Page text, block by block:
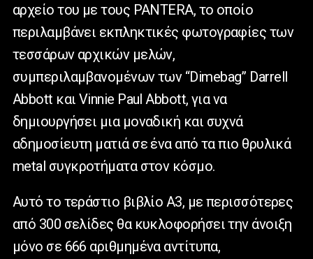
αρχείο του με τους PANTERA, το οποίο
περιλαμβάνει εκπληκτικές φωτογραφίες των
τεσσάρων αρχικών μελών,
συμπεριλαμβανομένων των “Dimebag” Darrell
Abbott και Vinnie Paul Abbott, για να
δημιουργήσει μια μοναδική και συχνά
αδημοσίευτη ματιά σε ένα από τα πιο θρυλικά
metal συγκροτήματα στον κόσμο.
Αυτό το τεράστιο βιβλίο A3, με περισσότερες
από 300 σελίδες θα κυκλοφορήσει την άνοιξη
μόνο σε 666 αριθμημένα αντίτυπα,